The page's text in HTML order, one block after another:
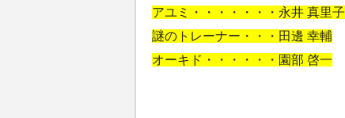
アユミ・・・・・・・永井 真里子
謎のトレーナー・・・田邊 幸輔
オーキド・・・・・・園部 啓一